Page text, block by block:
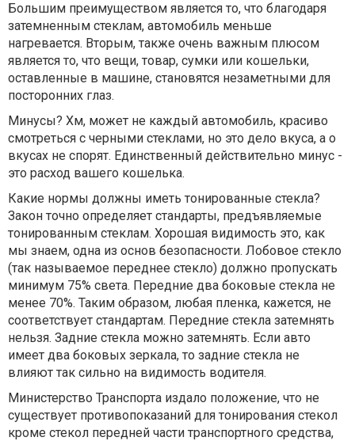
Большим преимуществом является то, что благодаря
затемненным стеклам, автомобиль меньше
нагревается. Вторым, также очень важным плюсом
является то, что вещи, товар, сумки или кошельки,
оставленные в машине, становятся незаметными для
посторонних глаз.
Минусы? Хм, может не каждый автомобиль, красиво
смотреться с черными стеклами, но это дело вкуса, а о
вкусах не спорят. Единственный действительно минус -
это расход вашего кошелька.
Какие нормы должны иметь тонированные стекла?
Закон точно определяет стандарты, предъявляемые
тонированным стеклам. Хорошая видимость это, как
мы знаем, одна из основ безопасности. Лобовое стекло
(так называемое переднее стекло) должно пропускать
минимум 75% света. Передние два боковые стекла не
менее 70%. Таким образом, любая пленка, кажется, не
соответствует стандартам. Передние стекла затемнять
нельзя. Задние стекла можно затемнять. Если авто
имеет два боковых зеркала, то задние стекла не
влияют так сильно на видимость водителя.
Министерство Транспорта издало положение, что не
существует противопоказаний для тонирования стекол
кроме стекол передней части транспортного средства,